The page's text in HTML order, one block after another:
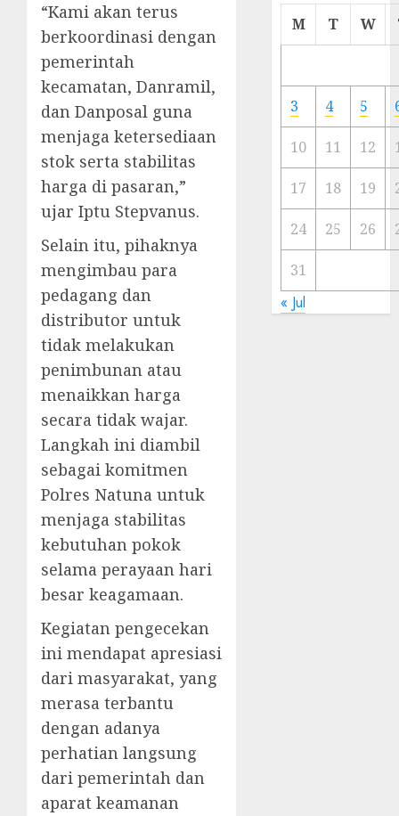
“Kami akan terus
berkoordinasi dengan
pemerintah
kecamatan, Danramil,
dan Danposal guna
menjaga ketersediaan
stok serta stabilitas
harga di pasaran,”
ujar Iptu Stepvanus.
Selain itu, pihaknya
mengimbau para
pedagang dan
distributor untuk
tidak melakukan
penimbunan atau
menaikkan harga
secara tidak wajar.
Langkah ini diambil
sebagai komitmen
Polres Natuna untuk
menjaga stabilitas
kebutuhan pokok
selama perayaan hari
besar keagamaan.
Kegiatan pengecekan
ini mendapat apresiasi
dari masyarakat, yang
merasa terbantu
dengan adanya
perhatian langsung
dari pemerintah dan
aparat keamanan
Cermin
Ibu
Kota
23/11/
M T W
3 4 5
10 11 12
17 18 19
24 25 26
31
« Jul